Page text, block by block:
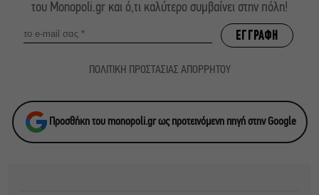
του Monopoli.gr και ό,τι καλύτερο συμβαίνει στην πόλη!
ΠΟΛΙΤΙΚΗ ΠΡΟΣΤΑΣΙΑΣ ΑΠΟΡΡΗΤΟΥ
Προσθήκη του monopoli.gr ως προτεινόμενη πηγή στην Google